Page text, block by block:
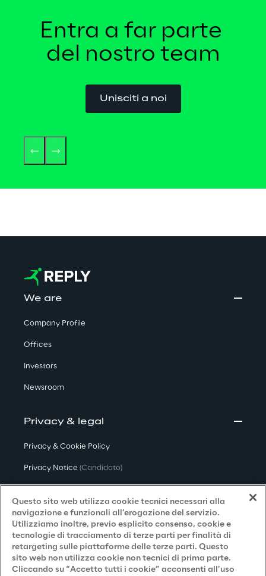
Entra a far parte
del nostro team
Unisciti a noi
We are
Company Profile
Offices
Investors
Newsroom
Privacy & legal
Privacy & Cookie Policy
Privacy Notice (Candidato)
Privacy Notice(Fornitore)
Privacy Notice (Marketing)
Accessibilità
Questo sito web utilizza cookie tecnici necessari alla
navigazione e funzionali all’erogazione del servizio.
Utilizziamo inoltre, previo esplicito consenso, cookie e
tecnologie di tracciamento di terze parti per finalità di
retargeting sulle piattaforme delle terze parti. Questo
sito web non utilizza cookie non tecnici di prima parte.
Cliccando su “Accetto tutti i cookie” acconsenti all’uso